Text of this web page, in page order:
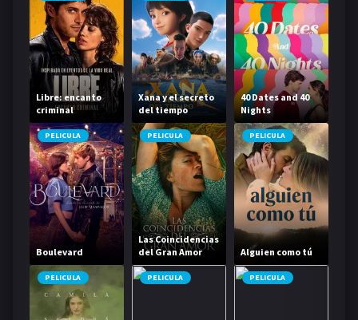
Libre: encanto
criminal
Xana y el secreto
del tiempo
40 Dates and 40
Nights
PELICULA
Boulevard
PELICULA
Las Coincidencias
del Gran Amor
PELICULA
Alguien como tú
PELICULA PELICULA PELICULA